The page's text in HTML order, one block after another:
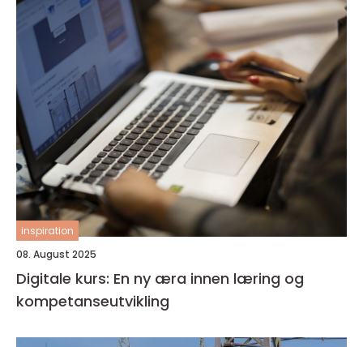
inspiration
08. August 2025
Digitale kurs: En ny æra innen læring og
kompetanseutvikling